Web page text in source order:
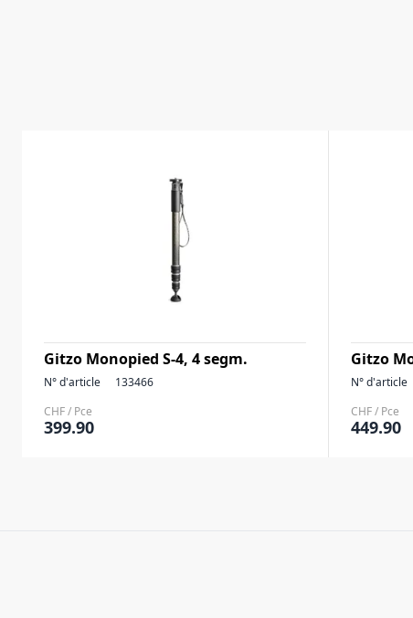
Gitzo Monopied S-4, 4 segm.
N° d'article
133466
CHF / Pce
399.90
Gitzo
N° d'article
CHF / Pce
449.90